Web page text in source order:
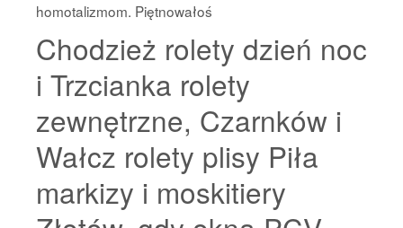
homotalizmom. Piętnowałoś
Chodzież rolety dzień noc
i Trzcianka rolety
zewnętrzne, Czarnków i
Wałcz rolety plisy Piła
markizy i moskitiery